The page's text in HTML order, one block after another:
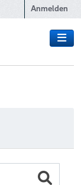
Anmelden